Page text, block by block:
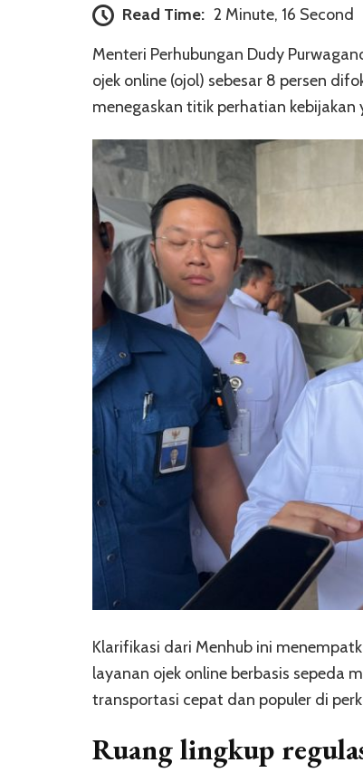
Read Time: 2 Minute, 16 Second
Menteri Perhubungan Dudy
ojek online (ojol) sebesar 8 persen
menegaskan titik perhatian
Klarifikasi dari Menhub ini
layanan ojek online berbasis sepeda
transportasi cepat dan populer di
Ruang lingkup